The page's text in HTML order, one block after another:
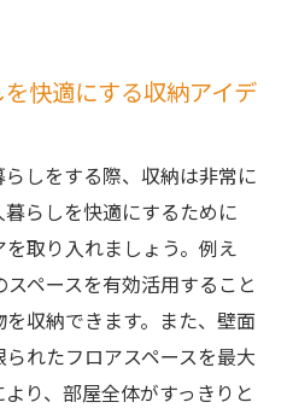
快適にする収納アイデ
しをする際、収納は非常に
らしを快適にするために
取り入れましょう。例え
ペースを有効活用すること
収納できます。また、壁面
れたフロアスペースを最大
り、部屋全体がすっきりと